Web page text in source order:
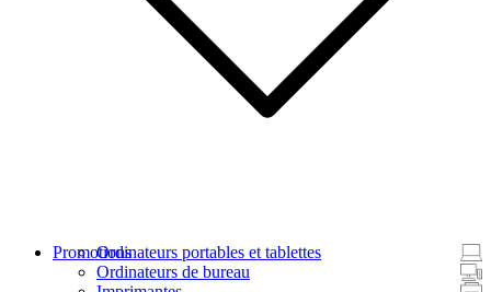
Ordinateurs portables et tablettes
Ordinateurs de bureau
Promotions